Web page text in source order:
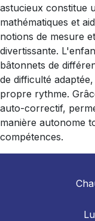
astucieux constitue
mathématiques et
notions de mesure
divertissante.
bâtonnets de
de difficulté
propre rythme.
auto-correctif,
manière autonome
compétences.